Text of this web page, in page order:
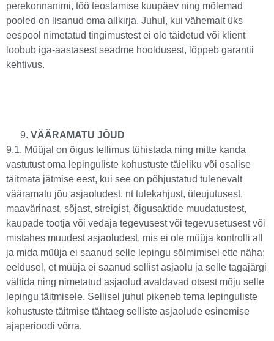
perekonnanimi, töö teostamise kuupäev ning mõlemad
pooled on lisanud oma allkirja. Juhul, kui vähemalt üks
eespool nimetatud tingimustest ei ole täidetud või klient
loobub iga-aastasest seadme hooldusest, lõppeb garantii
kehtivus.
VÄÄRAMATU JÕUD
9.1. Müüjal on õigus tellimus tühistada ning mitte kanda
vastutust oma lepinguliste kohustuste täieliku või osalise
täitmata jätmise eest, kui see on põhjustatud tulenevalt
vääramatu jõu asjaoludest, nt tulekahjust, üleujutusest,
maavärinast, sõjast, streigist, õigusaktide muudatustest,
kaupade tootja või vedaja tegevusest või tegevusetusest või
mistahes muudest asjaoludest, mis ei ole müüja kontrolli all
ja mida müüja ei saanud selle lepingu sõlmimisel ette näha;
eeldusel, et müüja ei saanud sellist asjaolu ja selle tagajärgi
vältida ning nimetatud asjaolud avaldavad otsest mõju selle
lepingu täitmisele. Sellisel juhul pikeneb tema lepinguliste
kohustuste täitmise tähtaeg selliste asjaolude esinemise
ajaperioodi võrra.